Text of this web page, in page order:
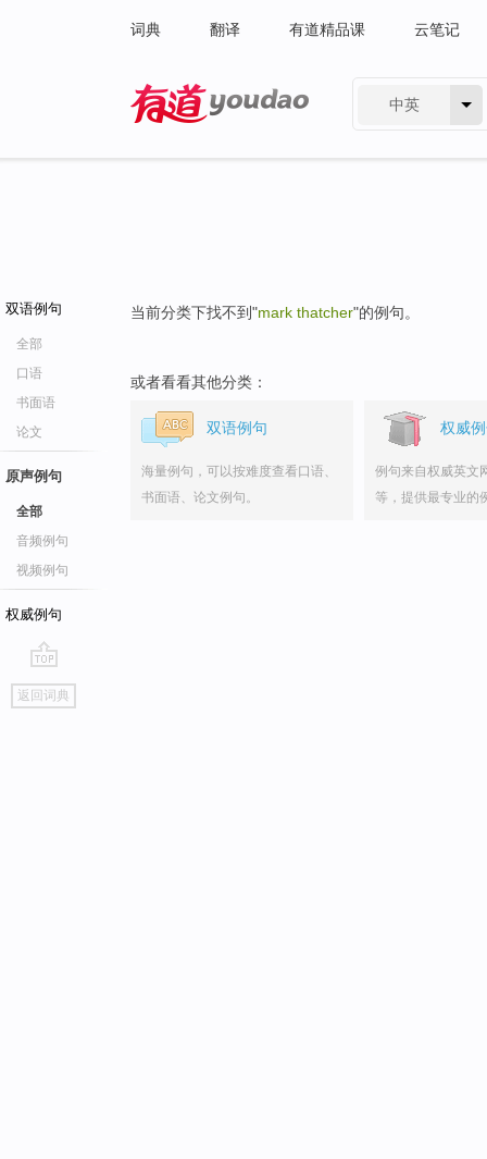
词典 翻译 有道精品课 云笔记
中英
双语例句
全部
口语
书面语
论文
原声例句
全部
音频例句
视频例句
权威例句
go
top
返回词典
当前分类下找不到"mark thatcher"的例句。
或者看看其他分类：
双语例句
海量例句，可以按难度查看口语、
书面语、论文例句。
权威
例句来自权威英文
等，提供最专业的